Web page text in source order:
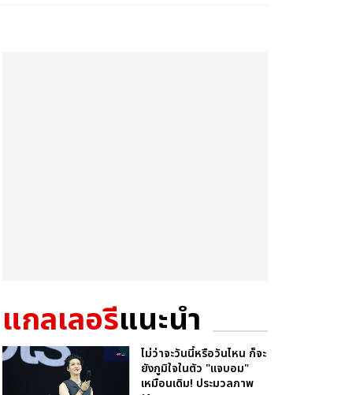
แกลเลอรีแนะนำ
ไม่ว่าจะวันนี้หรือวันไหน ก็จะ
ยังภูมิใจในตัว "แจบอม"
เหมือนเดิม! ประมวลภาพ